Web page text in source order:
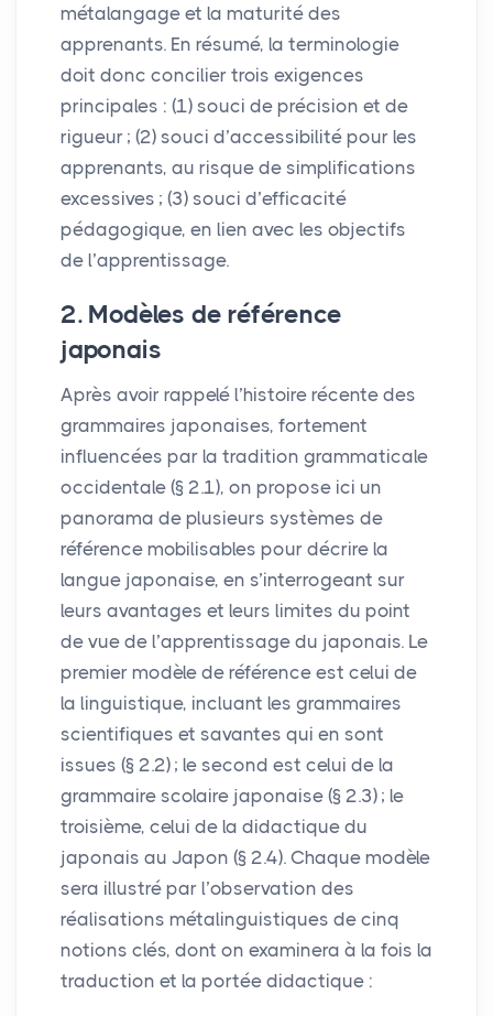
métalangage et la maturité des
apprenants. En résumé, la terminologie
doit donc concilier trois exigences
principales : (1) souci de précision et de
rigueur ; (2) souci d’accessibilité pour les
apprenants, au risque de simplifications
excessives ; (3) souci d’efficacité
pédagogique, en lien avec les objectifs
de l’apprentissage.
2. Modèles de référence
japonais
Après avoir rappelé l’histoire récente des
grammaires japonaises, fortement
influencées par la tradition grammaticale
occidentale (§ 2.1), on propose ici un
panorama de plusieurs systèmes de
référence mobilisables pour décrire la
langue japonaise, en s’interrogeant sur
leurs avantages et leurs limites du point
de vue de l’apprentissage du japonais. Le
premier modèle de référence est celui de
la linguistique, incluant les grammaires
scientifiques et savantes qui en sont
issues (§ 2.2) ; le second est celui de la
grammaire scolaire japonaise (§ 2.3) ; le
troisième, celui de la didactique du
japonais au Japon (§ 2.4). Chaque modèle
sera illustré par l’observation des
réalisations métalinguistiques de cinq
notions clés, dont on examinera à la fois la
traduction et la portée didactique :